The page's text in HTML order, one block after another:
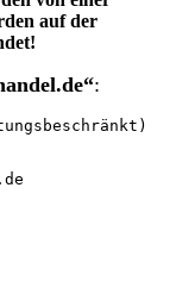
auf der
: